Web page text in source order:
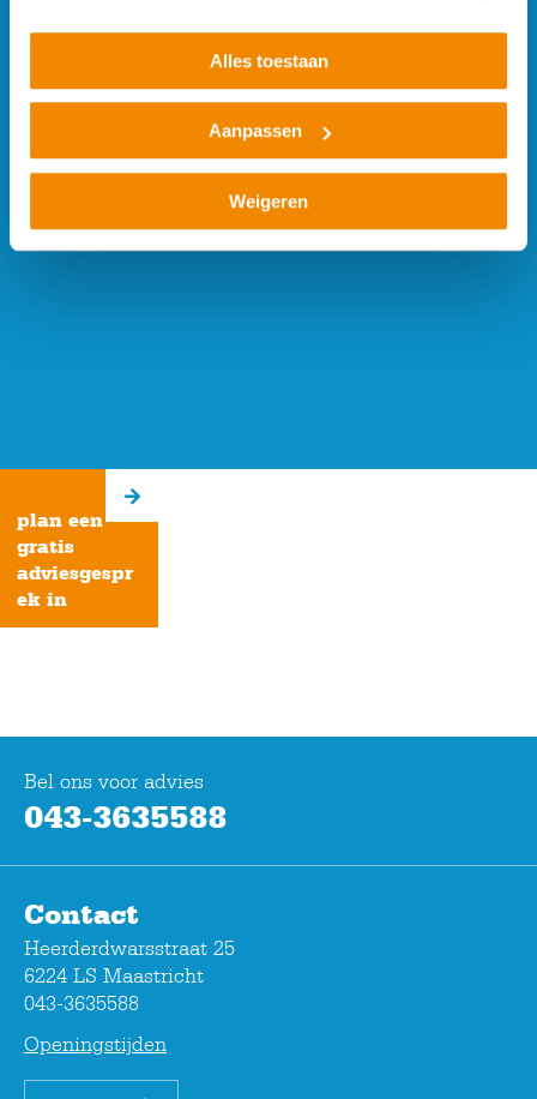
Alles toestaan
Aanpassen
Weigeren
plan een
gratis
adviesgespr
ek in
Bel ons voor advies
043-3635588
Contact
Heerderdwarsstraat 25
6224 LS Maastricht
043-3635588
Openingstijden